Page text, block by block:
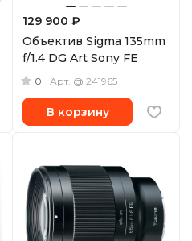
129 900 ₽
Объектив Sigma 135mm
f/1.4 DG Art Sony FE
0 Арт. @ 241965
В корзину